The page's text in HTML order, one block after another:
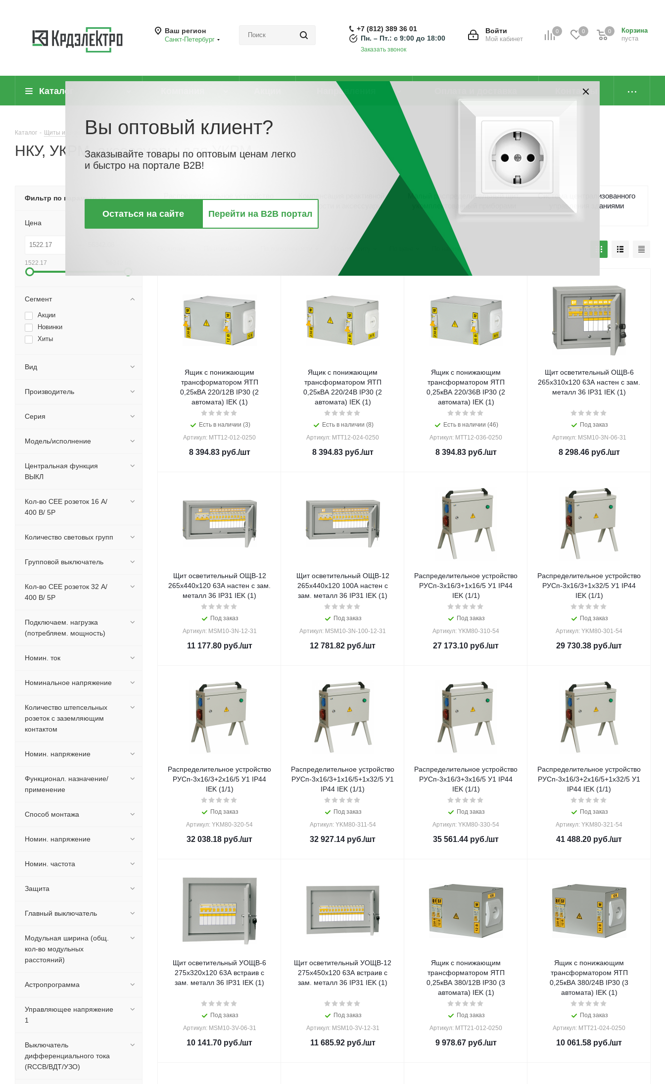
Ваш регион
Санкт-Петербург
0 0
Корзина
пуста
0
Войти
Мой кабинет
+7 (812) 389 36 01
Пн. – Пт.: с 9:00 до 18:00
Заказать звонок
Каталог Направления Контакты
Каталог - Щиты и шкафы, шинопровод - НКУ, УКРМ, аксессуары для УКРМ
НКУ, УКРМ, аксессуары для УКРМ
(РУСП)
мощности и аксессуары
Малый распределительный щит,
укомплектованный приборами
Система централизованного
управления зданиями
По алфавиту По наличию
Ящик с понижающим
трансформатором ЯТП
0,25кВА 220/12В IP30 (2
автомата) IEK (1)
Есть в наличии (3)
Артикул: MTT12-012-0250
8 394.83руб./шт
Ящик с понижающим
трансформатором ЯТП
0,25кВА 220/24В IP30 (2
автомата) IEK (1)
Есть в наличии (8)
Артикул: MTT12-024-0250
8 394.83руб./шт
Ящик с понижающим
трансформатором ЯТП
0,25кВА 220/36В IP30 (2
автомата) IEK (1)
Есть в наличии (46)
Артикул: MTT12-036-0250
8 394.83руб./шт
Щит осветительный ОЩВ-6
265х310х120 63А настен с зам.
металл 36 IP31 IEK (1)
Под заказ
Артикул: MSM10-3N-06-31
8 298.46руб./шт
Щит осветительный ОЩВ-12
265х440х120 63А настен с зам.
металл 36 IP31 IEK (1)
Под заказ
Артикул: MSM10-3N-12-31
11 177.80руб./шт
Щит осветительный ОЩВ-12
265х440х120 100А настен с
зам. металл 36 IP31 IEK (1)
Под заказ
Артикул: MSM10-3N-100-12-31
12 781.82 руб./шт
Распределительное устройство
РУСп-3х16/3+1х16/5 У1 IP44
IEK (1/1)
Под заказ
Артикул: YKM80-310-54
27 173.10 руб./шт
Распределительное устройство
РУСп-3х16/3+1х32/5 У1 IP44
IEK (1/1)
Под заказ
Артикул: YKM80-301-54
29 730.38 руб./шт
Распределительное устройство
РУСп-3х16/3+2х16/5 У1 IP44
IEK (1/1)
Под заказ
Артикул: YKM80-320-54
32 038.18 руб./шт
Распределительное устройство
РУСп-3х16/3+1х16/5+1х32/5 У1
IP44 IEK (1/1)
Под заказ
Артикул: YKM80-311-54
32 927.14 руб./шт
Распределительное устройство
РУСп-3х16/3+3х16/5 У1 IP44
IEK (1/1)
Под заказ
Артикул: YKM80-330-54
35 561.44 руб./шт
Распределительное устройство
РУСп-3х16/3+2х16/5+1х32/5 У1
IP44 IEK (1/1)
Под заказ
Артикул: YKM80-321-54
41 488.20 руб./шт
Щит осветительный УОЩВ-6
275х320х120 63А встраив с
зам. металл 36 IP31 IEK (1)
Под заказ
Артикул: MSM10-3V-06-31
10 141.70 руб./шт
Щит осветительный УОЩВ-12
275х450х120 63А встраив с
зам. металл 36 IP31 IEK (1)
Под заказ
Артикул: MSM10-3V-12-31
11 685.92руб./шт
Ящик с понижающим
трансформатором ЯТП
0,25кВА 380/12В IP30 (3
автомата) IEK (1)
Под заказ
Артикул: MTT21-012-0250
9 978.67руб./шт
Ящик с понижающим
трансформатором ЯТП
0,25кВА 380/24В IP30 (3
автомата) IEK (1)
Под заказ
Артикул: MTT21-024-0250
10 061.58 руб./шт
Фильтр по параметрам
Цена
1522.17
Сегмент
Акции
Новинки
Хиты
Вид
Производитель
Серия
Модель/исполнение
Центральная функция
ВЫКЛ
Кол-во СЕЕ розеток 16 А/
400 В/ 5Р
Количество световых групп
Групповой выключатель
Кол-во СЕЕ розеток 32 А/
400 В/ 5Р
Подключаем. нагрузка
(потребляем. мощность)
Номин. ток
Номинальное напряжение
Количество штепсельных
розеток с заземляющим
контактом
Номин. напряжение
Функционал. назначение/
применение
Способ монтажа
Номин. напряжение
Номин. частота
Защита
Главный выключатель
Модульная ширина (общ.
кол-во модульных
расстояний)
Астропрограмма
Управляющее напряжение
1
Выключатель
дифференциального тока
(RCCB/ВДТ/УЗО)
Вы оптовый клиент?
Заказывайте товары по оптовым ценам легко
и быстро на портале B2B!
Остаться на сайте Перейти на B2B портал